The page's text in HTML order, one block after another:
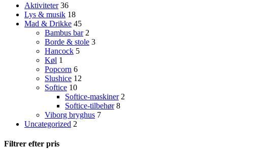
Aktiviteter 36
Lys & musik 18
Mad & Drikke 45
Bambus bar 2
Borde & stole 3
Hancock 5
Køl 1
Popcorn 6
Slushice 12
Softice 10
Softice-maskiner 2
Softice-tilbehør 8
Viborg bryghus 7
Uncategorized 2
Filtrer efter pris